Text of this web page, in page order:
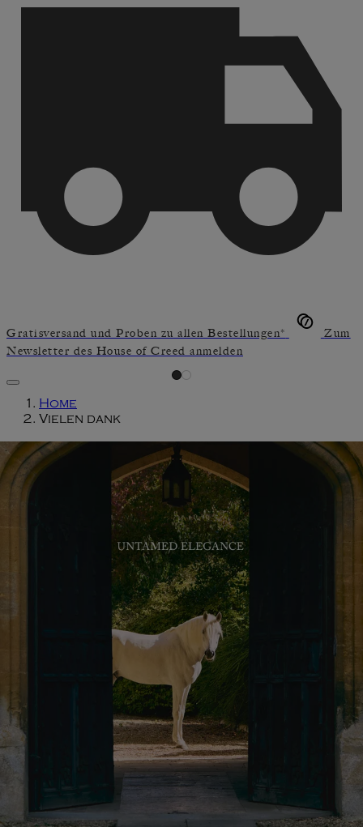
Gratisversand und Proben zu allen Bestellungen*
Zum
Newsletter des House of Creed anmelden
Home
Vielen dank